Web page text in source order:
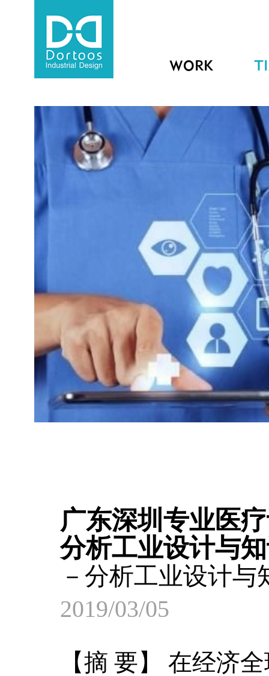
WORK
广东深圳专业医
分析工业设计与
－分析工业设计与
2019/03/05
【摘 要】 在经济